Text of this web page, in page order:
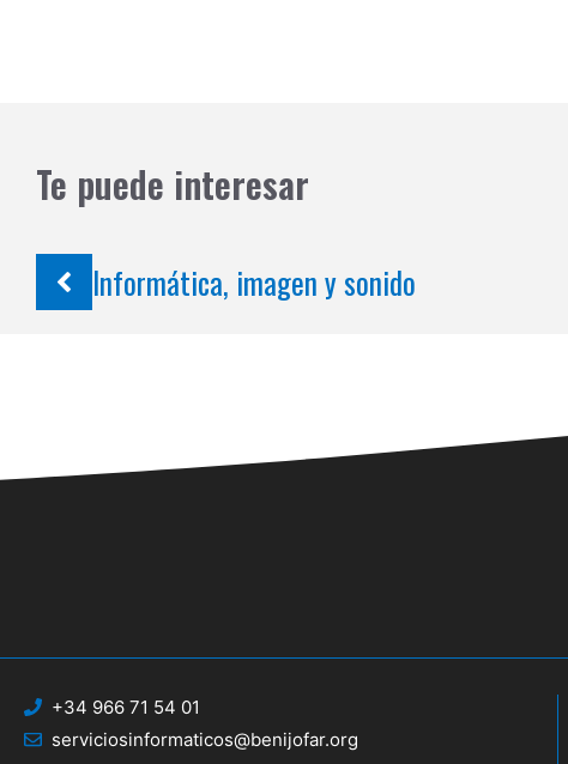
Te puede interesar
Informática, imagen y sonido
+34 966 71 54 01
serviciosinformaticos@benijofar.org